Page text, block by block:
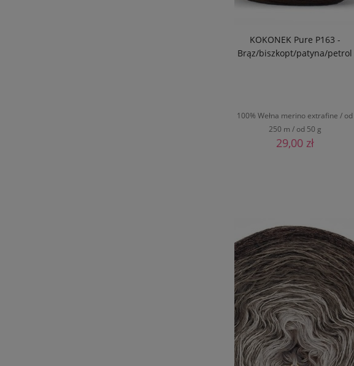
KOKONEK Pure P163 -
Brąz/biszkopt/patyna/petrol
100% Wełna merino extrafine / od
250 m / od 50 g
29,00 zł